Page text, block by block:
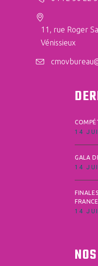
11, rue Roger
Vénissieux
14
GALA
14
14